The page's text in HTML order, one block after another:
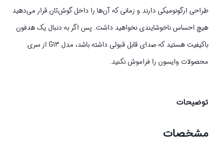
طراحی ارگونومیکی دارند و زمانی که آن‌ها را داخل گوش‌تان قرار می‌دهید
هیچ احساس ناخوشایندی نخواهید داشت. پس اگر به دنبال یک هدفون
باکیفیت هستید که صدای قابل قبولی داشته باشد، مدل G13 از سری
محصولات وایسون را فراموش نکنید.
توضیحات
مشخصات